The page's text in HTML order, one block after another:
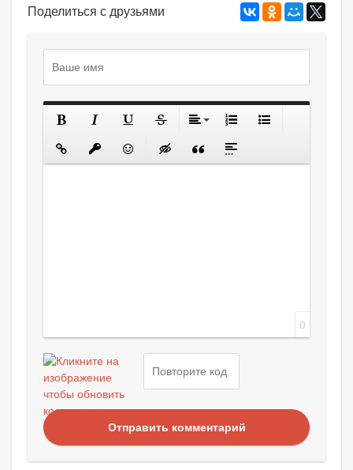
Поделиться с друзьями
0
Отправить комментарий